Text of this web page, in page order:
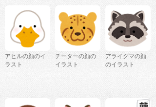
アヒルの顔のイ
ラスト
チーターの顔の
イラスト
アライグマの顔
のイラスト